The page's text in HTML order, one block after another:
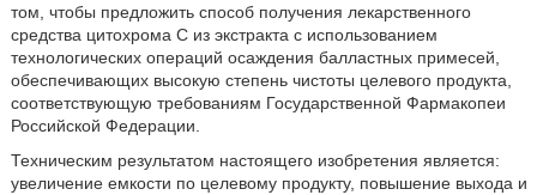
том, чтобы предложить способ получения лекарственного
средства цитохрома С из экстракта с использованием
технологических операций осаждения балластных примесей,
обеспечивающих высокую степень чистоты целевого продукта,
соответствующую требованиям Государственной Фармакопеи
Российской Федерации.
Техническим результатом настоящего изобретения является:
увеличение емкости по целевому продукту, повышение выхода и